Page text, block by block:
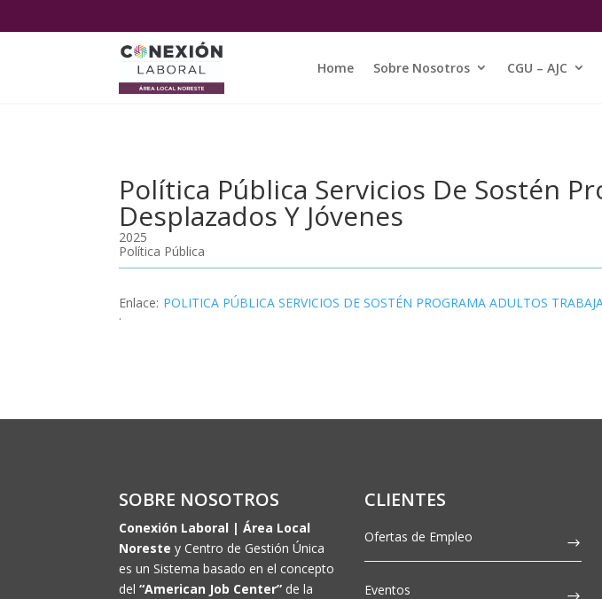
Home Sobre Nosotros CGU – AJC
Política Pública Servicios De Sostén
Desplazados Y Jóvenes
2025
Política Pública
Enlace:
.
POLITICA PÚBLICA SERVICIOS DE SOSTÉN PROGRAMA ADULTOS
SOBRE NOSOTROS
Conexión Laboral | Área Local
Noreste y Centro de Gestión Única
es un Sistema basado en el concepto
del“American Job Center” de la
CLIENTES
Ofertas de Empleo
Eventos